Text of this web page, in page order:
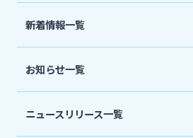
法人・個人事業主のお客さま
宮崎銀行について
新着情報一覧
お知らせ一覧
ニュースリリース一覧